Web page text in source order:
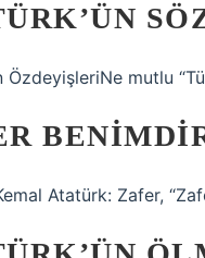
ÖzdeyişleriNe mutlu
Atatürk: Zafer,